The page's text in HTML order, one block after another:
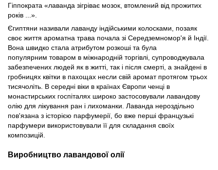
Гіппократа «лаванда зігріває мозок, втомлений від прожитих
років ...».
Єгиптяни називали лаванду індійськими колосками, позаяк
своє життя ароматна трава почала зі Середземномор'я й Індії.
Вона швидко стала атрибутом розкоші та була
популярним товаром в міжнародній торгівлі, супроводжувала
забезпечених людей як в житті, так і після смерті, а знайдені в
гробницях квітки в пахощах несли свій аромат протягом трьох
тисячоліть. В середні віки в країнах Європи ченці в
монастирських госпіталях широко застосовували лавандову
олію для лікування ран і лихоманки. Лаванда нероздільно
пов'язана з історією парфумерії, бо вже перші французькі
парфумери використовували її для складання своїх
композицій.
Виробництво лавандової олії